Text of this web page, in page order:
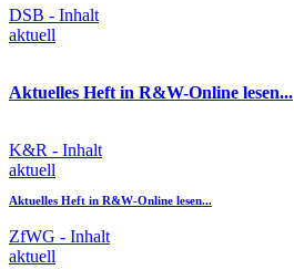
DSB - Inhalt
aktuell
Aktuelles Heft in R&W-Online lesen...
K&R - Inhalt
aktuell
Aktuelles Heft in R&W-Online lesen...
ZfWG - Inhalt
aktuell